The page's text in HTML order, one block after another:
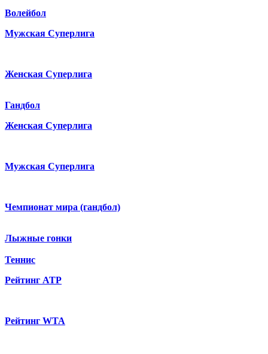
Волейбол
Мужская Суперлига
Женская Суперлига
Гандбол
Женская Суперлига
Мужская Суперлига
Чемпионат мира (гандбол)
Лыжные гонки
Теннис
Рейтинг ATP
Рейтинг WTA